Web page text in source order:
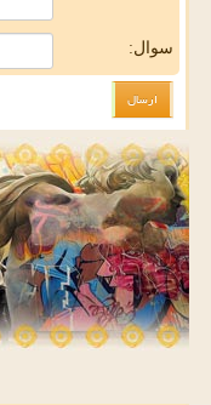
سوال: